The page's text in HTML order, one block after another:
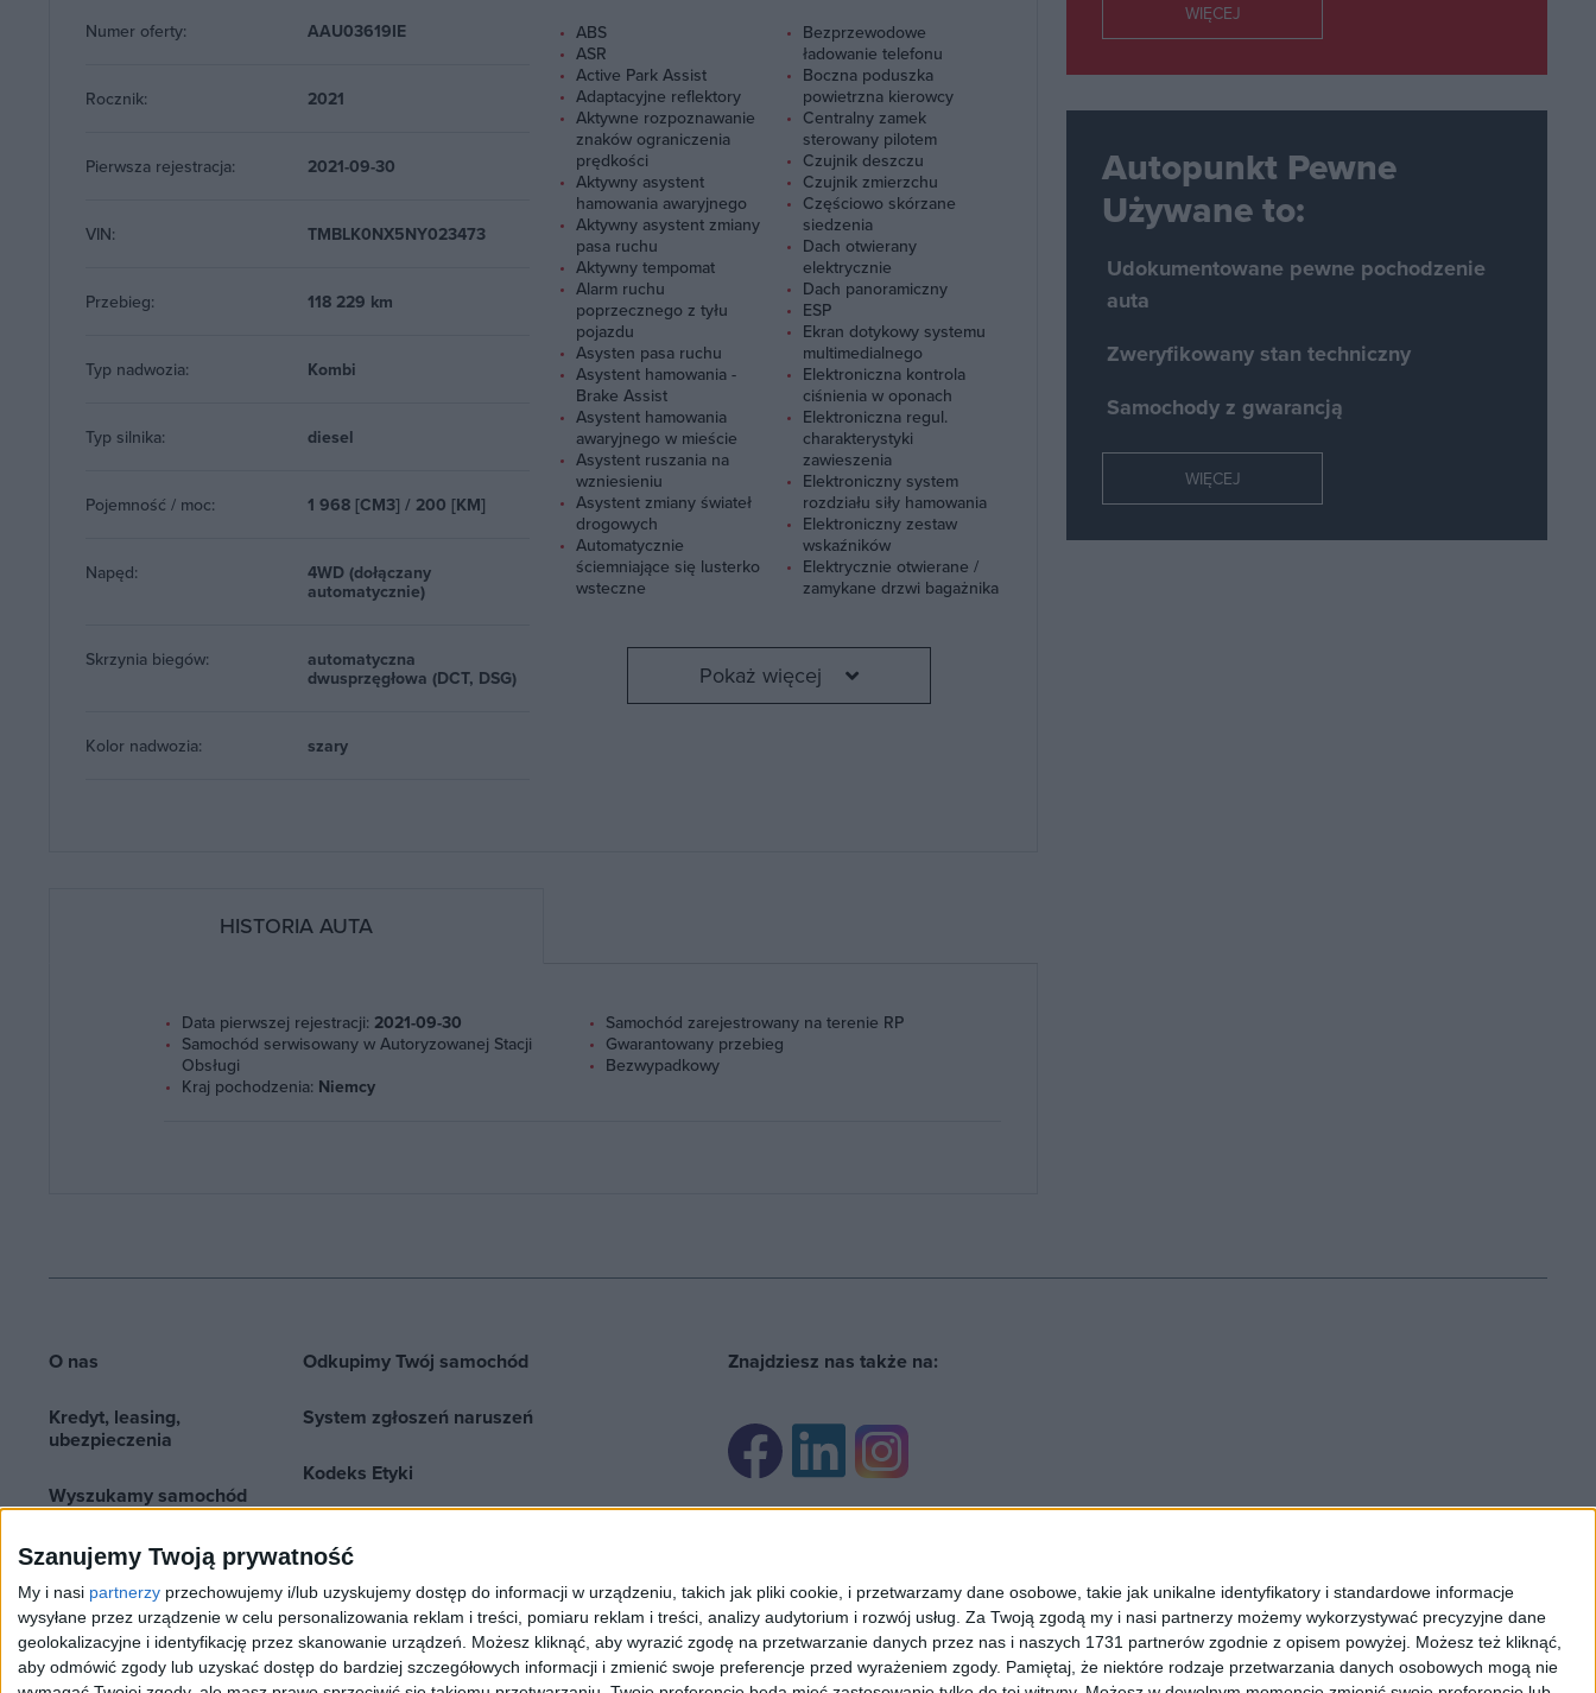
Szanujemy Twoją prywatność
My i nasi partnerzy przechowujemy i/lub uzyskujemy dostęp do informacji w urządzeniu, takich jak pliki cookie, i przetwarzamy dane osobowe, takie jak unikalne identyfikatory i standardowe informacje
wysyłane przez urządzenie w celu personalizowania reklam i treści, pomiaru reklam i treści, analizy audytorium i rozwój usług. Za Twoją zgodą my i nasi partnerzy możemy wykorzystywać precyzyjne dane
geolokalizacyjne i identyfikację przez skanowanie urządzeń. Możesz kliknąć, aby wyrazić zgodę na przetwarzanie danych przez nas i naszych 1731 partnerów zgodnie z opisem powyżej. Możesz też kliknąć,
aby odmówić zgody lub uzyskać dostęp do bardziej szczegółowych informacji i zmienić swoje preferencje przed wyrażeniem zgody. Pamiętaj, że niektóre rodzaje przetwarzania danych osobowych mogą nie
Numer oferty: AAU03619IE
Rocznik: 2021
Pierwsza rejestracja: 2021-09-30
VIN: TMBLK0NX5NY023473
Przebieg: 118 229 km
Typ nadwozia: Kombi
Typ silnika: diesel
Pojemność / moc: 1 968 [CM3] / 200 [KM]
Napęd:
4WD (dołączany
automatycznie)
Skrzynia biegów:
automatyczna
dwusprzęgłowa (DCT, DSG)
Kolor nadwozia: szary
ABS
ASR
Active Park Assist
Adaptacyjne reflektory
Aktywne rozpoznawanie
znaków ograniczenia
prędkości
Aktywny asystent
hamowania awaryjnego
Aktywny asystent zmiany
pasa ruchu
Aktywny tempomat
Alarm ruchu
poprzecznego z tyłu
pojazdu
Asysten pasa ruchu
Asystent hamowania -
Brake Assist
Asystent hamowania
awaryjnego w mieście
Asystent ruszania na
wzniesieniu
Asystent zmiany świateł
drogowych
Automatycznie
ściemniające się lusterko
wsteczne
Bezprzewodowe
ładowanie telefonu
Boczna poduszka
powietrzna kierowcy
Centralny zamek
sterowany pilotem
Czujnik deszczu
Czujnik zmierzchu
Częściowo skórzane
siedzenia
Dach otwierany
elektrycznie
Dach panoramiczny
ESP
Ekran dotykowy systemu
multimedialnego
Elektroniczna kontrola
ciśnienia w oponach
Elektroniczna regul.
charakterystyki
zawieszenia
Elektroniczny system
rozdziału siły hamowania
Elektroniczny zestaw
wskaźników
Elektrycznie otwierane /
zamykane drzwi bagażnika
Pokaż więcej
HISTORIA AUTA
Data pierwszej rejestracji: 2021-09-30
Samochód serwisowany w Autoryzowanej Stacji
Obsługi
Kraj pochodzenia: Niemcy
Samochód zarejestrowany na terenie RP
Gwarantowany przebieg
Bezwypadkowy
WIĘCEJ
Autopunkt Pewne
Używane to:
Udokumentowane pewne pochodzenie
auta
Zweryfikowany stan techniczny
Samochody z gwarancją
WIĘCEJ
O nas
Kredyt, leasing,
ubezpieczenia
Wyszukamy samochód
dla Ciebie
Kontakt
Odkupimy Twój samochód
System zgłoszeń naruszeń
Kodeks Etyki
Znajdziesz nas także na:
Dane zawarte na stronie podane są wyłącznie w celach informacyjnych i nie stanowią oferty zawarcia umowy w rozumieniu przepisów kodeksu cywilnego.